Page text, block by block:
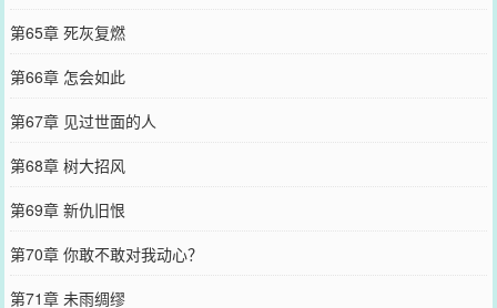
第65章 死灰复燃
第66章 怎会如此
第67章 见过世面的人
第68章 树大招风
第69章 新仇旧恨
第70章 你敢不敢对我动心？
第71章 未雨绸缪